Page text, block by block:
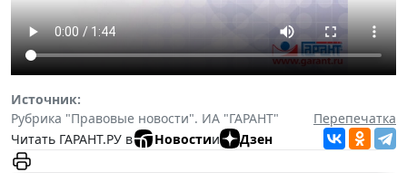
Источник:
Рубрика "Правовые новости". ИА "ГАРАНТ"
Перепечатка
Читать ГАРАНТ.РУ в
Новостии Дзен